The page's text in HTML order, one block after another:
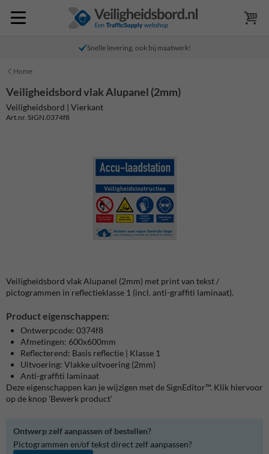
Snelle levering, ook bij maatwerk!
Home
Veiligheidsbord vlak Alupanel (2mm)
Veiligheidsbord | Vierkant
Art.nr. SIGN.0374f8
Veiligheidsbord vlak Alupanel (2mm) met print van tekst /
pictogrammen in reflectieklasse 1 (incl. anti-graffiti laminaat).
Product eigenschappen:
Ontwerpcode: 0374f8
Afmetingen: 600x600mm
Reflecterend: Basis reflectie | Klasse 1
Uitvoering: Vlakke uitvoering (2mm)
Anti-graffiti laminaat
Deze eigenschappen kan je wijzigen met de SignEditor™. Klik hiervoor
op de knop 'Bewerk product'
Ontwerp zelf aanpassen of bestellen?
Pictogrammen en/of tekst direct zelf aanpassen?